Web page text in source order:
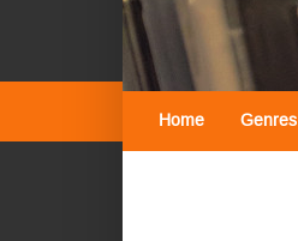
Home
Genres